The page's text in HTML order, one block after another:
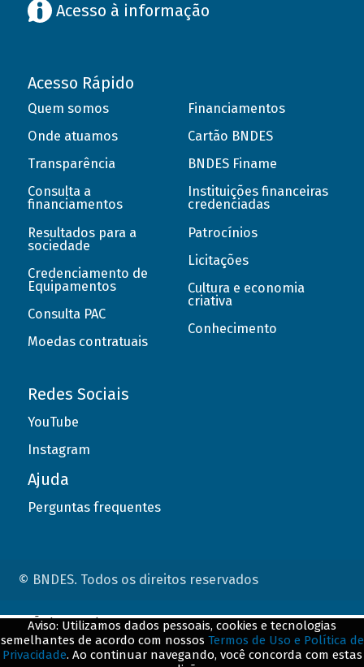
Acesso à informação
Acesso Rápido
Quem somos
Onde atuamos
Transparência
Consulta a
financiamentos
Resultados para a
sociedade
Credenciamento de
Equipamentos
Consulta PAC
Moedas contratuais
Financiamentos
Cartão BNDES
BNDES Finame
Instituições financeiras
credenciadas
Patrocínios
Licitações
Cultura e economia
criativa
Conhecimento
Redes Sociais
YouTube
Instagram
Ajuda
Perguntas frequentes
© BNDES. Todos os direitos reservados
Aviso: Utilizamos dados pessoais, cookies e tecnologias
semelhantes de acordo com nossos Termos de Uso e Política de
Privacidade. Ao continuar navegando, você concorda com estas
ConteÃºdo complementar
${title}${badge}